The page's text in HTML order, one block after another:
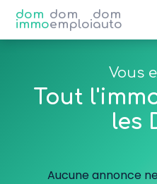
dom
immo
dom
emploi
dom
auto
Vous
Tout
les
Aucune annonce